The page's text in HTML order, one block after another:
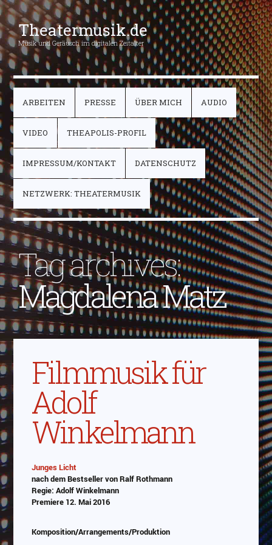
Theatermusik.de
Musik und Geräusch im digitalen Zeitalter
ARBEITEN PRESSE ÜBER MICH AUDIO
VIDEO THEAPOLIS-PROFIL
IMPRESSUM/KONTAKT DATENSCHUTZ
NETZWERK: THEATERMUSIK
Tag archives:
Magdalena Matz
Filmmusik für
Adolf
Winkelmann
Abspielen
Das Video wird von Youtube eingebettet
Google
Junges Licht
nach dem Bestseller von Ralf Rothmann
Regie: Adolf Winkelmann
Premiere 12. Mai 2016
Komposition/Arrangements/Produktion